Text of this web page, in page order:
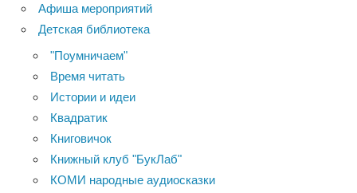
Афиша мероприятий
Детская библиотека
"Поумничаем"
Время читать
Истории и идеи
Квадратик
Книговичок
Книжный клуб "БукЛаб"
КОМИ народные аудиосказки